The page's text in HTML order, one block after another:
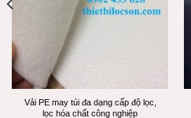
Vải PE may túi đa dạng cấp độ lọc,
lọc hóa chất công nghiệp